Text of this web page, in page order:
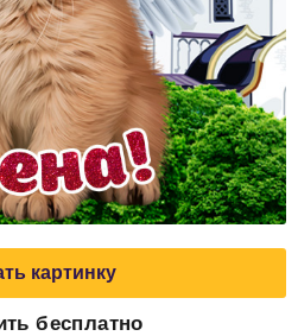
картинку
бесплатно